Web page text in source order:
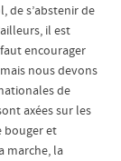
de s’abstenir de
il est
encourager
nous devons
de
axées sur les
bouger et
marche, la